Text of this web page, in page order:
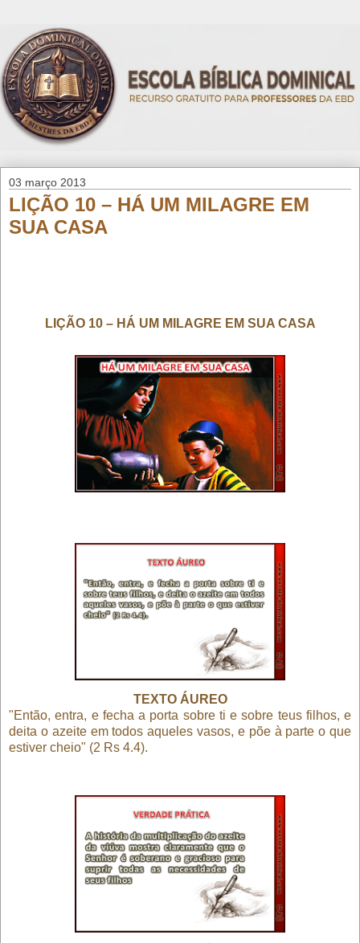
03 março 2013
LIÇÃO 10 – HÁ UM MILAGRE EM
SUA CASA
LIÇÃO 10 – HÁ UM MILAGRE EM SUA CASA
TEXTO ÁUREO
"Então, entra, e fecha a porta sobre ti e sobre teus filhos, e
deita o azeite em todos aqueles vasos, e põe à parte o que
estiver cheio" (2 Rs 4.4).